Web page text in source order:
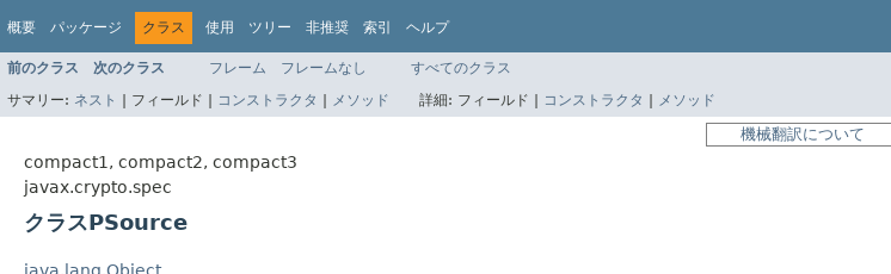
概要 パッケージ クラス 使用 ツリー 非推奨 索引 ヘルプ
前のクラス 次のクラス フレーム フレームなし
すべてのクラス
サマリー: ネスト | フィールド | コンストラクタ | メソッド 詳細: フィールド | コンストラクタ | メソッド
機械翻訳について
compact1, compact2, compact3
javax.crypto.spec
クラスPSource
java.lang.Object